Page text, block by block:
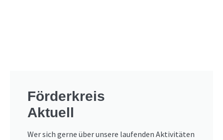
Förderkreis
Aktuell
Wer sich gerne über unsere laufenden Aktivitäten